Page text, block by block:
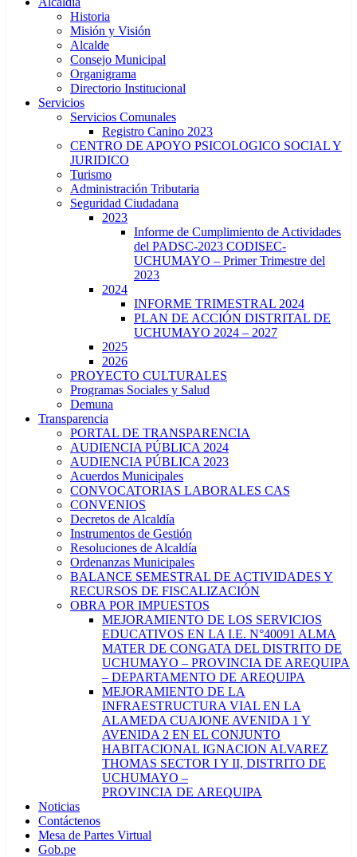
Historia
Misión y Visión
Alcalde
Consejo Municipal
Organigrama
Directorio Institucional
Servicios
Servicios Comunales
Registro Canino 2023
CENTRO DE APOYO PSICOLOGICO SOCIAL Y
JURIDICO
Turismo
Administración Tributaria
Seguridad Ciudadana
2023
Informe de Cumplimiento de Actividades
del PADSC-2023 CODISEC-
UCHUMAYO – Primer Trimestre del
2023
2024
INFORME TRIMESTRAL 2024
PLAN DE ACCIÓN DISTRITAL DE
UCHUMAYO 2024 – 2027
2025
2026
PROYECTO CULTURALES
Programas Sociales y Salud
Demuna
Transparencia
PORTAL DE TRANSPARENCIA
AUDIENCIA PÚBLICA 2024
AUDIENCIA PÚBLICA 2023
Acuerdos Municipales
CONVOCATORIAS LABORALES CAS
CONVENIOS
Decretos de Alcaldía
Instrumentos de Gestión
Resoluciones de Alcaldía
Ordenanzas Municipales
BALANCE SEMESTRAL DE ACTIVIDADES Y
RECURSOS DE FISCALIZACIÓN
OBRA POR IMPUESTOS
MEJORAMIENTO DE LOS SERVICIOS
EDUCATIVOS EN LA I.E. N°40091 ALMA
MATER DE CONGATA DEL DISTRITO DE
UCHUMAYO – PROVINCIA DE AREQUIPA
– DEPARTAMENTO DE AREQUIPA
MEJORAMIENTO DE LA
INFRAESTRUCTURA VIAL EN LA
ALAMEDA CUAJONE AVENIDA 1 Y
AVENIDA 2 EN EL CONJUNTO
HABITACIONAL IGNACION ALVAREZ
THOMAS SECTOR I Y II, DISTRITO DE
UCHUMAYO –
PROVINCIA DE AREQUIPA
Noticias
Contáctenos
Mesa de Partes Virtual
Gob.pe